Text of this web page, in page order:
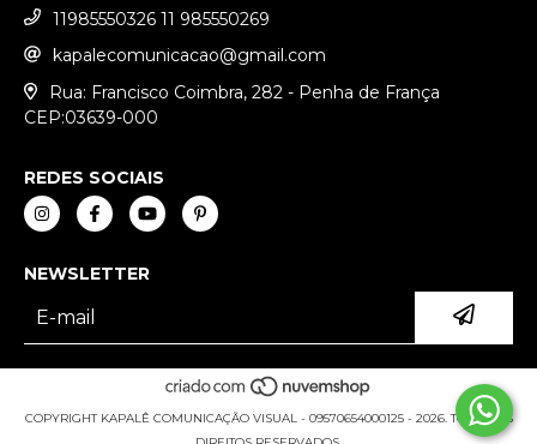
11985550326 11 985550269
kapalecomunicacao@gmail.com
Rua: Francisco Coimbra, 282 - Penha de França
CEP:03639-000
REDES SOCIAIS
NEWSLETTER
COPYRIGHT KAPALÊ COMUNICAÇÃO VISUAL - 09570654000125 - 2026. TODOS OS